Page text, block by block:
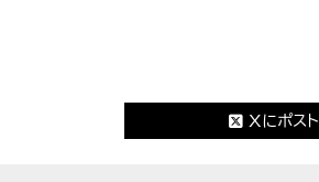
Xにポスト